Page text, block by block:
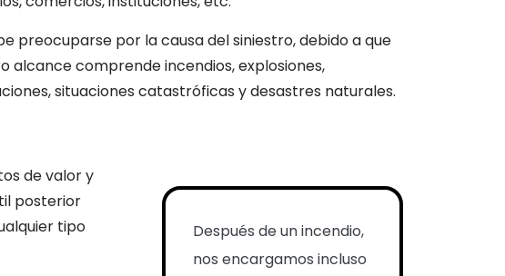
preocuparse por la causa del siniestro, debido a que
alcance comprende incendios, explosiones,
situaciones catastróficas y desastres naturales.
de valor y
posterior
tipo
Después de un incendio,
nos encargamos incluso